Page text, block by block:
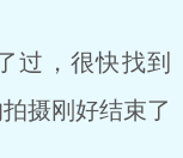
，很快找到
摄刚好结束了